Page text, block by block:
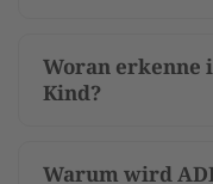
Woran erkenne
Kind?
Warum wird